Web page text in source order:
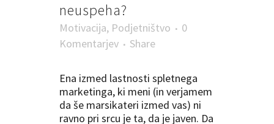
neuspeha?
Motivacija, Podjetništvo
0
Komentarjev
Share
Ena izmed lastnosti spletnega
marketinga, ki meni (in verjamem
da še marsikateri izmed vas) ni
ravno pri srcu je ta, da je javen. Da